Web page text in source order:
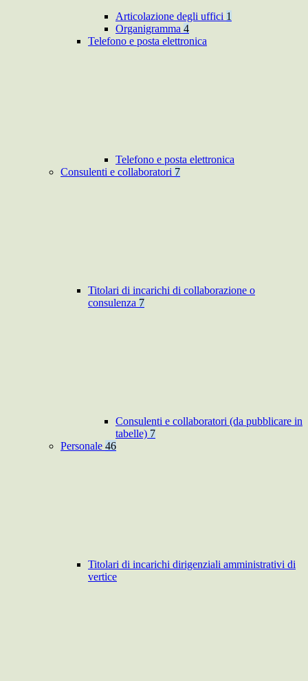
Articolazione degli uffici 1
Organigramma 4
Telefono e posta elettronica
Telefono e posta elettronica
Consulenti e collaboratori 7
Titolari di incarichi di collaborazione o
consulenza 7
Consulenti e collaboratori (da pubblicare in
tabelle) 7
Personale 46
Titolari di incarichi dirigenziali amministrativi di
vertice